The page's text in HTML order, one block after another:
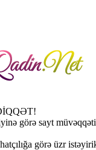
görə sayt müvəqqəti
görə üzr